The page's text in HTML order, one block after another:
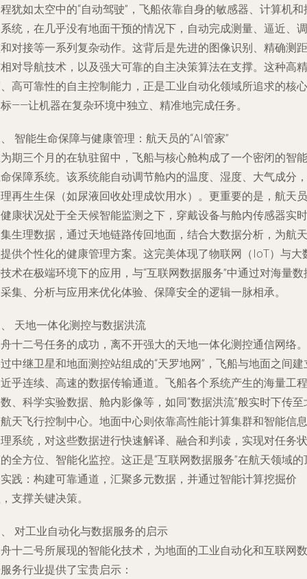
犹如太空中的“自动驾驶”，飞船依靠自身的敏感器、计算机和
统，在几乎没有地面干预的情况下，自动完成测量、逼近、调
对接等一系列复杂动作。这背后是先进的图像识别、精确测距
对导航技术，以及强大可靠的自主决策算法在支撑。这种高精
高可靠性的自主控制能力，正是工业自动化领域所追求的核心
——让机器在复杂环境中独立、精准地完成任务。
智能生命保障与健康管理：航天员的“AI管家”
期三个月的在轨驻留中，飞船与核心舱构成了一个密闭的智能
保障系统。该系统能自动调节舱内的温度、湿度、大气成分，
再生生保（如尿液回收处理成饮用水）。更重要的是，航天员
康状况处于全天候智能监测之下，穿戴设备与舱内传感器实时
生理数据，通过天地链路传回地面，结合大数据分析，为航天
供个性化的健康管理方案。这完美体现了物联网（IoT）与大
术在极端环境下的应用，与“互联网数据服务”中通过对海量数
集、分析与应用来优化体验、保障安全的逻辑一脉相承。
天地一体化测控与数据洪流
十二号任务的成功，离不开强大的天地一体化测控通信网络。
中继卫星和地面测控站组成的“天罗地网”，飞船与地面之间建
乎连续、高速的数据传输通道。飞船各个系统产生的海量工程
、科学实验数据、舱内影像等，如同“数据洪流”般实时下传至
天飞行控制中心。地面中心则依靠高性能计算集群和智能信息
系统，对这些数据进行快速解译、融合和判读，实现对任务状
全方位、智能化监控。这正是“互联网数据服务”在航天领域的
践：构建可靠通道，汇聚多元数据，并通过智能计算挖掘价
支撑关键决策。
对工业自动化与数据服务的启示
十二号所展现的智能化技术，为地面的工业自动化和互联网数
务行业提供了宝贵启示：